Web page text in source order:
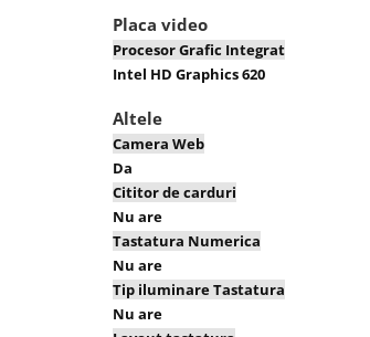
Placa video
Procesor Grafic Integrat
Intel HD Graphics 620
Altele
Camera Web
Da
Cititor de carduri
Nu are
Tastatura Numerica
Nu are
Tip iluminare Tastatura
Nu are